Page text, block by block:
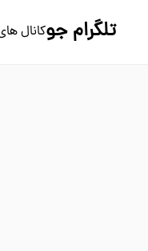
تلگرام جوکانال